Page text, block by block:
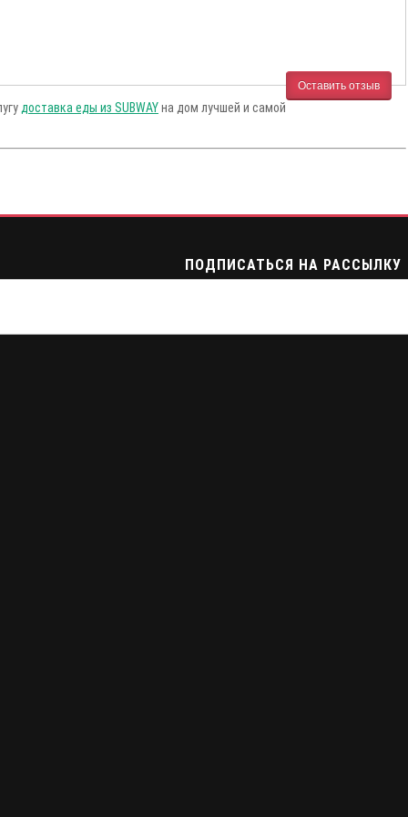
Оставить отзыв
доставка еды из SUBWAYна дом лучшей и самой
ПОДПИСАТЬСЯ НА РАССЫЛКУ